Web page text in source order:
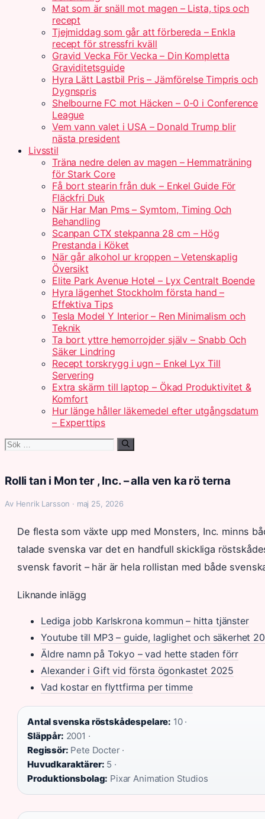
Mat som är snäll mot magen – Lista, tips och
recept
Tjejmiddag som går att förbereda – Enkla
recept för stressfri kväll
Gravid Vecka För Vecka – Din Kompletta
Graviditetsguide
Hyra Lätt Lastbil Pris – Jämförelse Timpris och
Dygnspris
Shelbourne FC mot Häcken – 0-0 i Conference
League
Vem vann valet i USA – Donald Trump blir
nästa president
Livsstil
Träna nedre delen av magen – Hemmaträning
för Stark Core
Få bort stearin från duk – Enkel Guide För
Fläckfri Duk
När Har Man Pms – Symtom, Timing Och
Behandling
Scanpan CTX stekpanna 28 cm – Hög
Prestanda i Köket
När går alkohol ur kroppen – Vetenskaplig
Översikt
Elite Park Avenue Hotel – Lyx Centralt Boende
Hyra lägenhet Stockholm första hand –
Effektiva Tips
Tesla Model Y Interior – Ren Minimalism och
Teknik
Ta bort yttre hemorrojder själv – Snabb Och
Säker Lindring
Recept torskrygg i ugn – Enkel Lyx Till
Servering
Extra skärm till laptop – Ökad Produktivitet &
Komfort
Hur länge håller läkemedel efter utgångsdatum
– Experttips
Sök
Rolli tan i Mon ter , Inc. – alla ven ka rö terna
Av Henrik Larsson · maj 25, 2026
De flesta som växte upp med Monsters, Inc. minns
talade svenska var det en handfull skickliga
svensk favorit – här är hela rollistan med både
Liknande inlägg
Lediga jobb Karlskrona kommun – hitta tjänster
Youtube till MP3 – guide, laglighet och säkerhet
Äldre namn på Tokyo – vad hette staden förr
Alexander i Gift vid första ögonkastet 2025
Vad kostar en flyttfirma per timme
Antal svenska röstskådespelare: 10 ·
Släppår: 2001 ·
Regissör: Pete Docter ·
Huvudkaraktärer: 5 ·
Produktionsbolag: Pixar Animation Studios